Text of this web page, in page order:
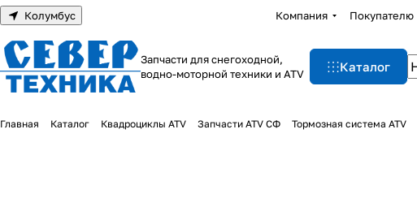
Колумбус Компания Покупателю
Запчасти для снегоходной,
водно-моторной техники и ATV
Каталог
Главная Каталог Квадроциклы ATV Запчасти ATV СФ Тормозная система ATV